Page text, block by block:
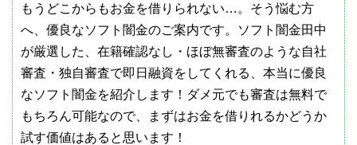
もうどこからもお金を借りられない…。そう悩む方
へ、優良なソフト闇金のご案内です。ソフト闇金田中
が厳選した、在籍確認なし・ほぼ無審査のような自社
審査・独自審査で即日融資をしてくれる、本当に優良
なソフト闇金を紹介します！ダメ元でも審査は無料で
もちろん可能なので、まずはお金を借りれるかどうか
試す価値はあると思います！